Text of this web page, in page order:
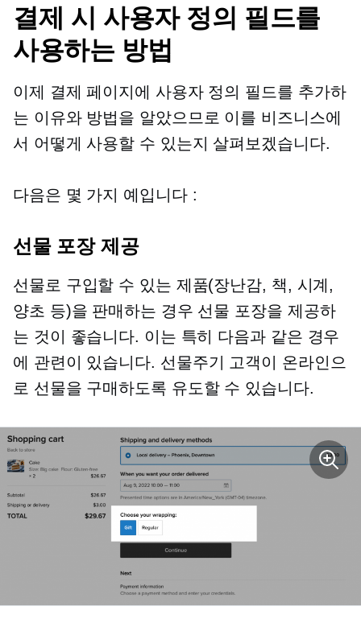
결제 시 사용자 정의 필드를
사용하는 방법
이제 결제 페이지에 사용자 정의 필드를 추가하
는 이유와 방법을 알았으므로 이를 비즈니스에
서 어떻게 사용할 수 있는지 살펴보겠습니다.
다음은 몇 가지 예입니다 :
선물 포장 제공
선물로 구입할 수 있는 제품(장난감, 책, 시계,
양초 등)을 판매하는 경우 선물 포장을 제공하
는 것이 좋습니다. 이는 특히 다음과 같은 경우
에 관련이 있습니다. 선물주기
고객이 온라인으
로 선물을 구매하도록 유도할 수 있습니다.